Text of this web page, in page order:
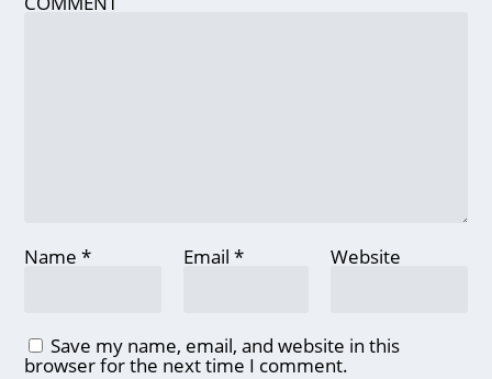
Name* Email * Website
Save my name, email, and website in this
browser for the next time I comment.